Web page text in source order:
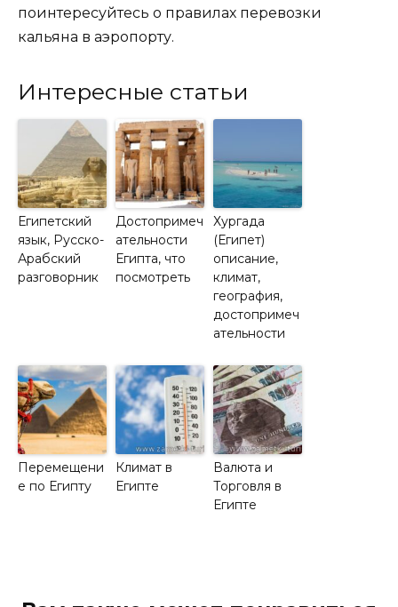
поинтересуйтесь о правилах перевозки
кальяна в аэропорту.
Интересные статьи
Египетский
язык, Русско-
Арабский
разговорник
Достопримеч
ательности
Египта, что
посмотреть
Хургада
(Египет)
описание,
климат,
география,
достопримеч
ательности
Перемещени
е по Египту
Климат в
Египте
Валюта и
Торговля в
Египте